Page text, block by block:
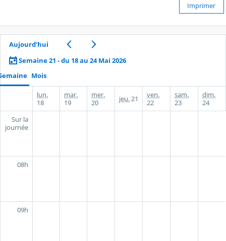
Imprimer
Aujourd’hui
Semaine 21 - du 18 au 24 Mai 2026
Mois
lun.
18
mar.
19
mer.
20
jeu.21
ven.
22
sam.
23
dim.
24
Sur la
journée
08h
09h